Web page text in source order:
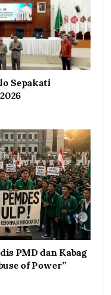
Sepakati
PMD dan Kabag
of Power”